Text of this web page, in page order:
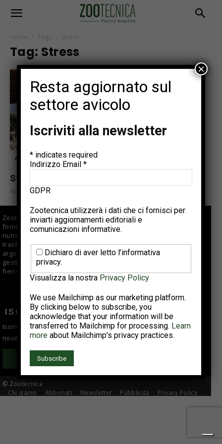
Home Tags Stress
Tag: Stress
Articoli tecnici
Stress, il rischio principale per gli avicoli
Novembre 20, 2020
Zootecnica.it è il sito specializzato sul settore avicolo che
fornisce informazioni di qualità per aziende di selezione,
nutrizionisti, veterinari, allevatori e centri di macellazione e
trasformazione. Offre approfondimenti e articoli su vari
argomenti fra cui tendenze di mercato, buone pratiche di
gestione e suggerimenti tecnici; si occupa anche di eventi
fieristici, reportage e interviste ad aziende del comparto.
ISCRIVITI ALLA NEWSLETTER
Iscriviti alla newsletter per essere sempre informato sulle
novità del settore avicolo!
© Zootecnica
Chi siamo
Abbonati Newsletter Pubblicità Privacy Policy
Resta aggiornato sul
settore avicolo
Iscriviti alla newsletter
* indicates required
Indirizzo Email *
GDPR
Zootecnica utilizzerà i dati che ci fornisci per
inviarti aggiornamenti editoriali e
comunicazioni informative.
Dichiaro di aver letto l’informativa
privacy.
Visualizza la nostra Privacy Policy
We use Mailchimp as our marketing platform.
By clicking below to subscribe, you
acknowledge that your information will be
transferred to Mailchimp for processing. Learn
more about Mailchimp’s privacy practices.
×